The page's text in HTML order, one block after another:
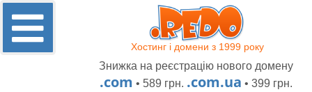
Хостинг і домени з 1999 року
Знижка на реєстрацію нового домену
.com • 589 грн. .com.ua • 399 грн.